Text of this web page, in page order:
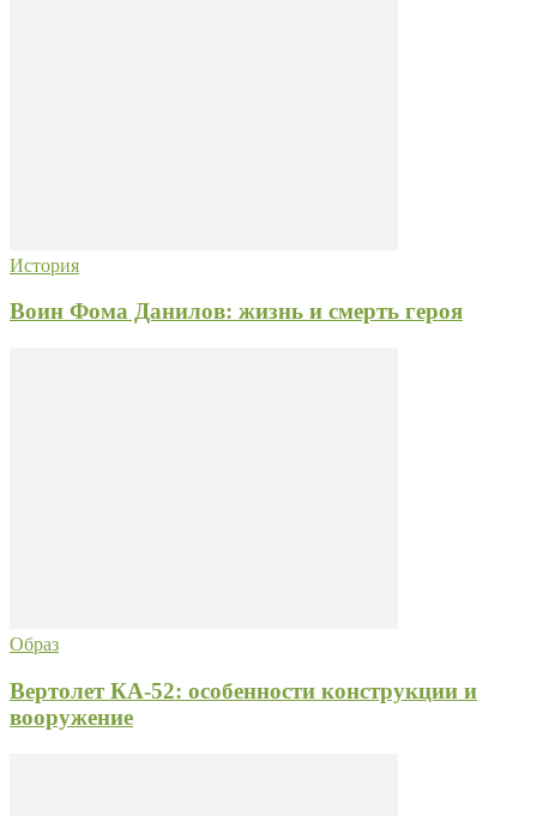
История
Воин Фома Данилов: жизнь и смерть героя
Образ
Вертолет КА-52: особенности конструкции и
вооружение